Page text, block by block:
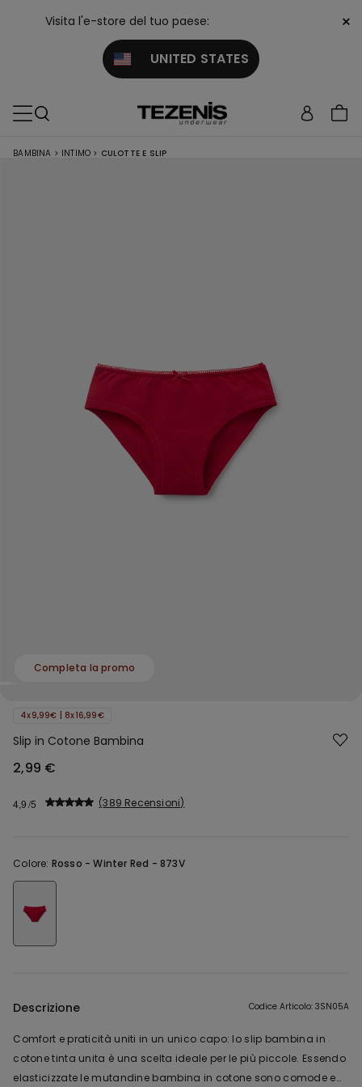
Visita l'e-store del tuo paese:
UNITED STATES
×
BAMBINA > INTIMO > CULOTTE E SLIP
Completa la promo
4x9,99€ | 8x16,99€
Slip in Cotone Bambina
2,99 €
4,9 389 Recensioni
Colore: Rosso -Winter Red - 873V
Descrizione Codice Articolo: 3SN05A
Comfort e praticità uniti in un unico capo: lo slip bambina in
cotone tinta unita è una scelta ideale per le più piccole. Essendo
elasticizzate le mutandine bambina in cotone sono comode e